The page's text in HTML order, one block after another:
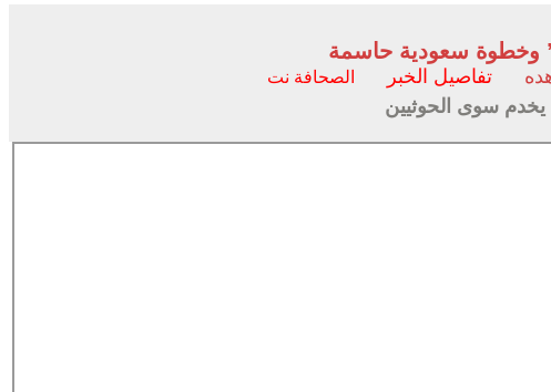
وخطوة سعودية حاسمة
تفاصيل الخبر الصحافة نت
يخدم سوى الحوثيين